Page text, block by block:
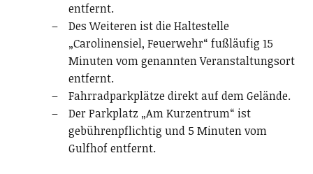
entfernt.
Des Weiteren ist die Haltestelle
„Carolinensiel, Feuerwehr“ fußläufig 15
Minuten vom genannten Veranstaltungsort
entfernt.
Fahrradparkplätze direkt auf dem Gelände.
Der Parkplatz „Am Kurzentrum“ ist
gebührenpflichtig und 5 Minuten vom
Gulfhof entfernt.